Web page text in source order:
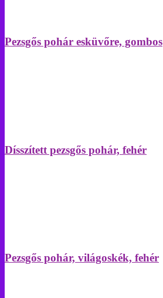
Pezsgős pohár esküvőre, gombos
Dísszített pezsgős pohár, fehér
Pezsgős pohár, világoskék, fehér